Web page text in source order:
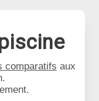
comparatifs aux